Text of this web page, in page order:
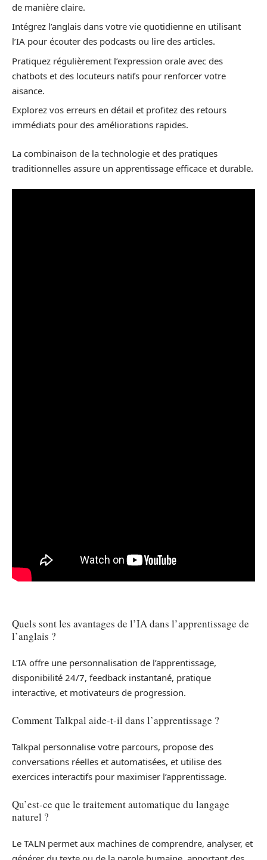
de manière claire.
Intégrez l’anglais dans votre vie quotidienne en utilisant
l’IA pour écouter des podcasts ou lire des articles.
Pratiquez régulièrement l’expression orale avec des
chatbots et des locuteurs natifs pour renforcer votre
aisance.
Explorez vos erreurs en détail et profitez des retours
immédiats pour des améliorations rapides.
La combinaison de la technologie et des pratiques
traditionnelles assure un apprentissage efficace et durable.
Quels sont les avantages de l’IA dans l’apprentissage de
l’anglais ?
L’IA offre une personnalisation de l’apprentissage,
disponibilité 24/7, feedback instantané, pratique
interactive, et motivateurs de progression.
Comment Talkpal aide-t-il dans l’apprentissage ?
Talkpal personnalise votre parcours, propose des
conversations réelles et automatisées, et utilise des
exercices interactifs pour maximiser l’apprentissage.
Qu’est-ce que le traitement automatique du langage
naturel ?
Le TALN permet aux machines de comprendre, analyser, et